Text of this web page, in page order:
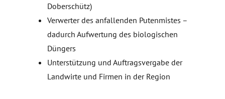
Doberschütz)
Verwerter des anfallenden Putenmistes –
dadurch Aufwertung des biologischen
Düngers
Unterstützung und Auftragsvergabe der
Landwirte und Firmen in der Region